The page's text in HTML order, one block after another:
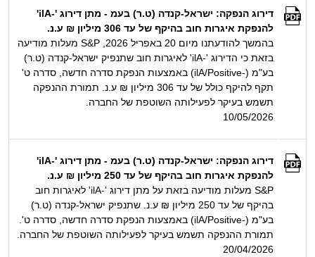
דירוג הנפקה: ישראל-קנדה (ט.ר) בעמ - מתן דירוג '-ilA'
להנפקת איגרות חוב בהיקף של עד 306 מיליון ₪ ע.נ.
בהמשך להודעתנו מיום 20 באפריל 2026, S&P מעלות מודיעה
בזאת כי הדירוג '-ilA' לאיגרות חוב שתנפיק ישראל-קנדה (ט.ר)
בע"מ (-ilA/Positive) באמצעות הנפקת סדרה חדשה, סדרה ט'
תקף להיקף כולל של עד 306 מיליון ₪ ע.נ. תמורת ההנפקה
תשמש בעיקר לפעילותה השוטפת של החברה.
10/05/2026
דירוג הנפקה: ישראל-קנדה (ט.ר) בעמ - מתן דירוג '-ilA'
להנפקת איגרות חוב בהיקף של עד 250 מיליון ₪ ע.נ.
S&P מעלות מודיעה בזאת על מתן דירוג '-ilA' לאיגרות חוב
בהיקף של עד 250 מיליון ₪ ע.נ. שתנפיק ישראל-קנדה (ט.ר)
בע"מ (-ilA/Positive) באמצעות הנפקת סדרה חדשה, סדרה ט'.
תמורת ההנפקה תשמש בעיקר לפעילותה השוטפת של החברה.
20/04/2026